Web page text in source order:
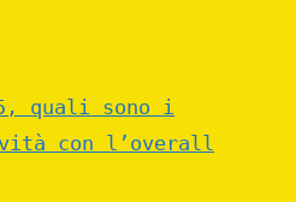
quali sono i
con l’overall